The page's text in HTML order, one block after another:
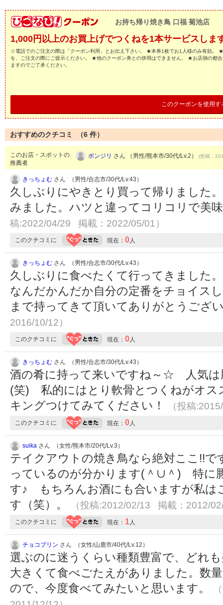
お持ち帰り焼き鳥 口福 菊池店
1,000円以上のお買上げでつくねを1本サービスしま
☆電話でのご注文の際は「クーポン利用」とお伝え下さい。 ★本券1枚でお1人様のみ有効。
を、ご注文の際にご提示ください。 ★他のクーポン券との併用はできません。 ★お店側の都
ますのでご了承ください。
このクーポンを使用す
おすすめのクチコミ （6 件）
このお店・スポットの
推薦者
ボンジリ さん （男性/熊本市/30代/Lv.2） (投稿：
きっちょむ さん （男性/合志市/30代/Lv.43）
久しぶりにやきとり買って帰りました
みました。ハツと違ってコリコリで美
稿:2022/04/29 掲載：2022/05/01）
このクチコミに 現在： 0人
きっちょむ さん （男性/合志市/30代/Lv.43）
久しぶりに食べたくて行ってきました
なんだかんだか自分の定番をチョイス
まで持ってきて頂いてありがとうござ
2016/10/12）
このクチコミに 現在： 0人
きっちょむ さん （男性/合志市/30代/Lv.43）
酒の肴に持って来いですね～☆ 人気
(笑) 私的にはとり軟骨とつくねがオス
キングつけてみてください！
（投稿
このクチコミに 現在： 0人
suika さん （女性/熊本市/20代/Lv.3）
テイクアウトの焼き鳥なら絶対ここ!!
っているのが分かります(＾∪＾) 特に
す♪ もちろんお酒にも合いますが私は
す（笑）。
（投稿:2012/02/13 掲載：2012/
このクチコミに 現在： 1人
チョコプリン さん （女性/山鹿市/40代/Lv.12）
選ぶのに迷うくらい種類豊富で、どれ
大きくて食べごたえがありました。数
ので、今度食べてみたいと思います。